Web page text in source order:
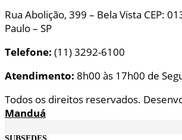
Rua Abolição, 399 – Bela Vista CEP:
Paulo – SP
Telefone: (11) 3292-6100
Atendimento: 8h00 às 17h00 de
Todos os direitos reservados.
Manduá